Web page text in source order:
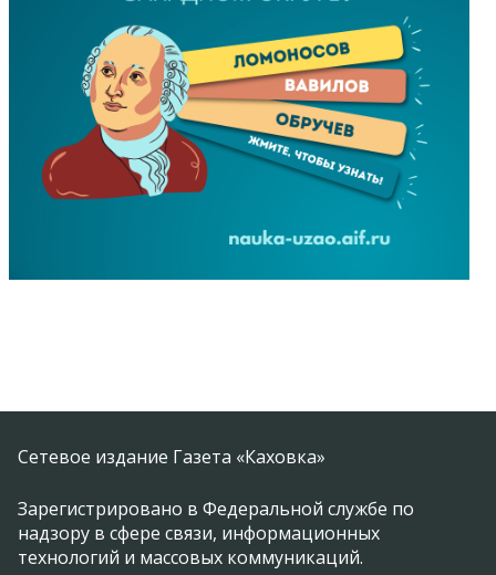
Сетевое издание Газета «Каховка»
Зарегистрировано в Федеральной службе по
надзору в сфере связи, информационных
технологий и массовых коммуникаций.